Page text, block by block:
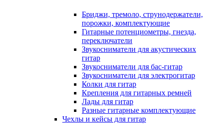
Бриджи, тремоло, струнодержатели,
порожки, комплектующие
Гитарные потенциометры, гнезда,
переключатели
Звукосниматели для акустических
гитар
Звукосниматели для бас-гитар
Звукосниматели для электрогитар
Колки для гитар
Крепления для гитарных ремней
Лады для гитар
Разные гитарные комплектующие
Чехлы и кейсы для гитар